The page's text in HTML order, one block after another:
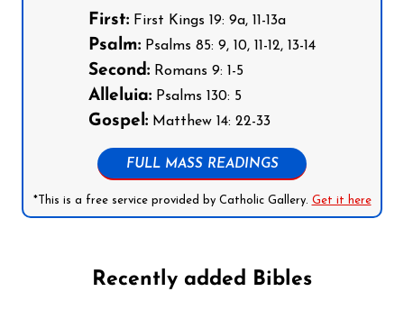
First: First Kings 19: 9a, 11-13a
Psalm: Psalms 85: 9, 10, 11-12, 13-14
Second: Romans 9: 1-5
Alleluia: Psalms 130: 5
Gospel: Matthew 14: 22-33
FULL MASS READINGS
*This is a free service provided by Catholic Gallery. Get it here
Recently added Bibles